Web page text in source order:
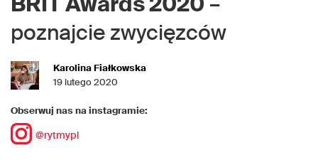
poznajcie zwycięzców
Karolina Fiałkowska
19 lutego 2020
Obserwuj nas na instagramie:
@rytmypl